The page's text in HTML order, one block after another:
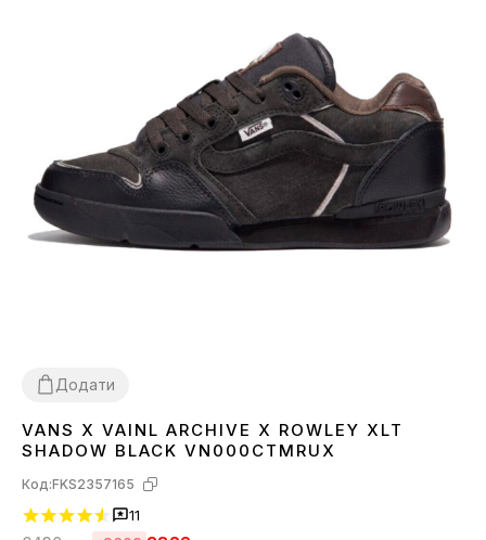
Додати
3637 3839414244 45
VANS X VAINL ARCHIVE X ROWLEY XLT
SHADOW BLACK VN000CTMRUX
Код:FKS2357165
11